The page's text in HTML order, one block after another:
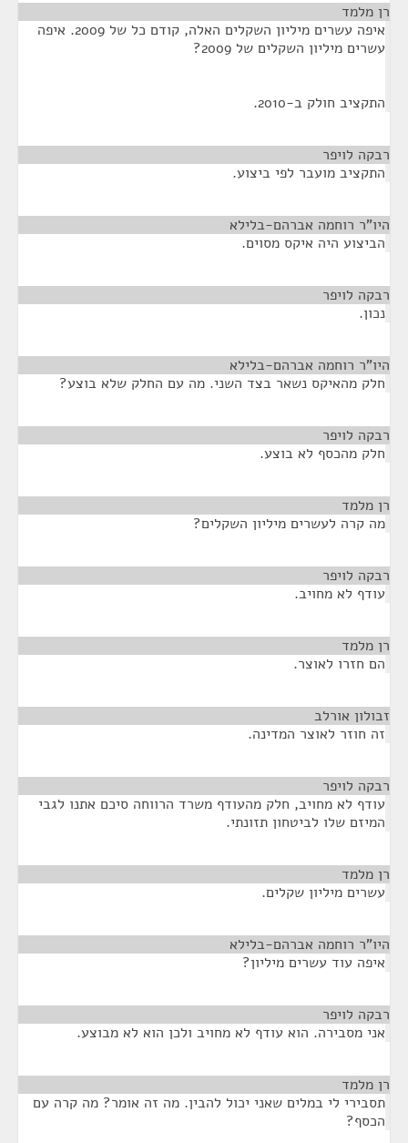
רן מלמד
איפה עשרים מיליון השקלים האלה, קודם כל של 2009. איפה
עשרים מיליון השקלים של 2009?
התקציב חולק ב-2010.
רבקה לויפר
התקציב מועבר לפי ביצוע.
היו"ר רוחמה אברהם-בלילא
הביצוע היה איקס מסוים.
רבקה לויפר
נכון.
היו"ר רוחמה אברהם-בלילא
חלק מהאיקס נשאר בצד השני. מה עם החלק שלא בוצע?
רבקה לויפר
חלק מהכסף לא בוצע.
רן מלמד
מה קרה לעשרים מיליון השקלים?
רבקה לויפר
עודף לא מחויב.
רן מלמד
הם חזרו לאוצר.
זבולון אורלב
זה חוזר לאוצר המדינה.
רבקה לויפר
עודף לא מחויב, חלק מהעודף משרד הרווחה סיכם אתנו לגבי
המיזם שלו לביטחון תזונתי.
רן מלמד
עשרים מיליון שקלים.
היו"ר רוחמה אברהם-בלילא
איפה עוד עשרים מיליון?
רבקה לויפר
אני מסבירה. הוא עודף לא מחויב ולכן הוא לא מבוצע.
רן מלמד
תסבירי לי במלים שאני יכול להבין. מה זה אומר? מה קרה עם
הכסף?